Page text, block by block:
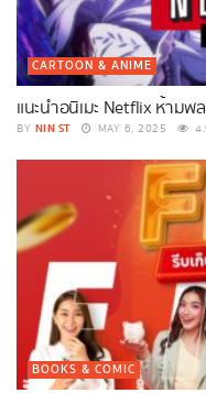
CARTOON & ANIME
แนะนำอนิเมะ Netflix ห้าม
BY NIN ST MAY 6, 2025
BOOKS & COMIC